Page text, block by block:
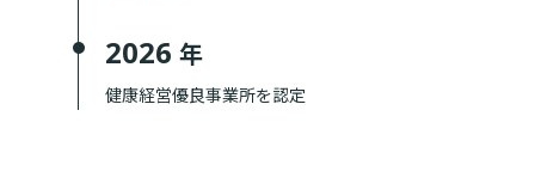
2026 年
健康経営優良事業所を認定